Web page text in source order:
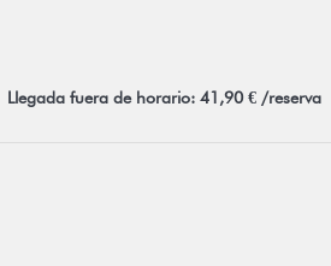
Llegada fuera de horario: 41,90 € /reserva